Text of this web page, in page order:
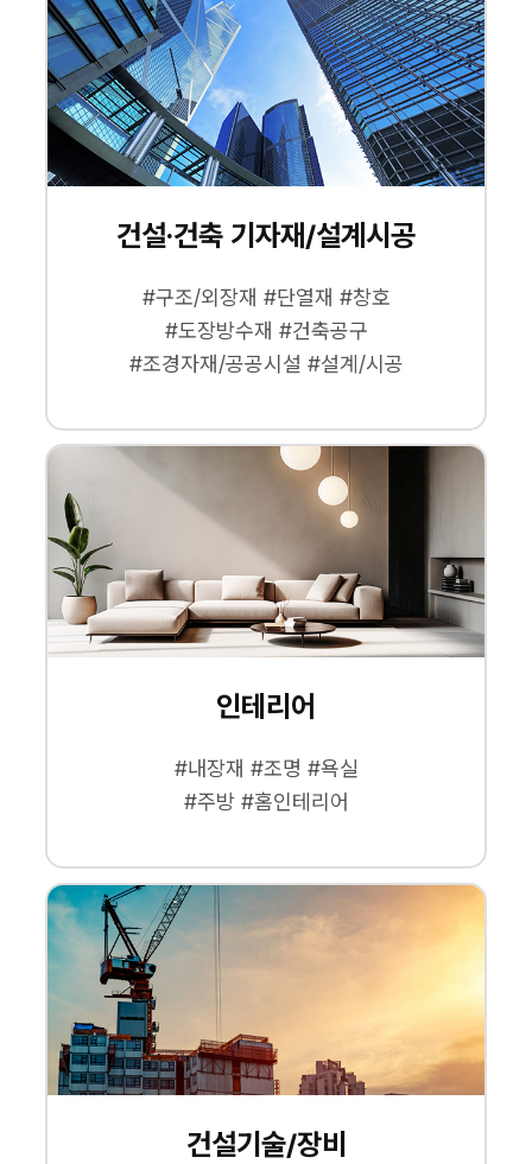
건설·건축 기자재/설계시공
#구조/외장재 #단열재 #창호
#도장방수재 #건축공구
#조경자재/공공시설 #설계/시공
인테리어
#내장재 #조명 #욕실
#주방 #홈인테리어
건설기술/장비